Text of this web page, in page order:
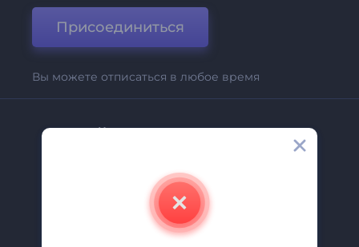
Присоединиться
Вы можете отписаться в любое время
Компания
Свяжитесь С Нами
Помощь И Поддержка